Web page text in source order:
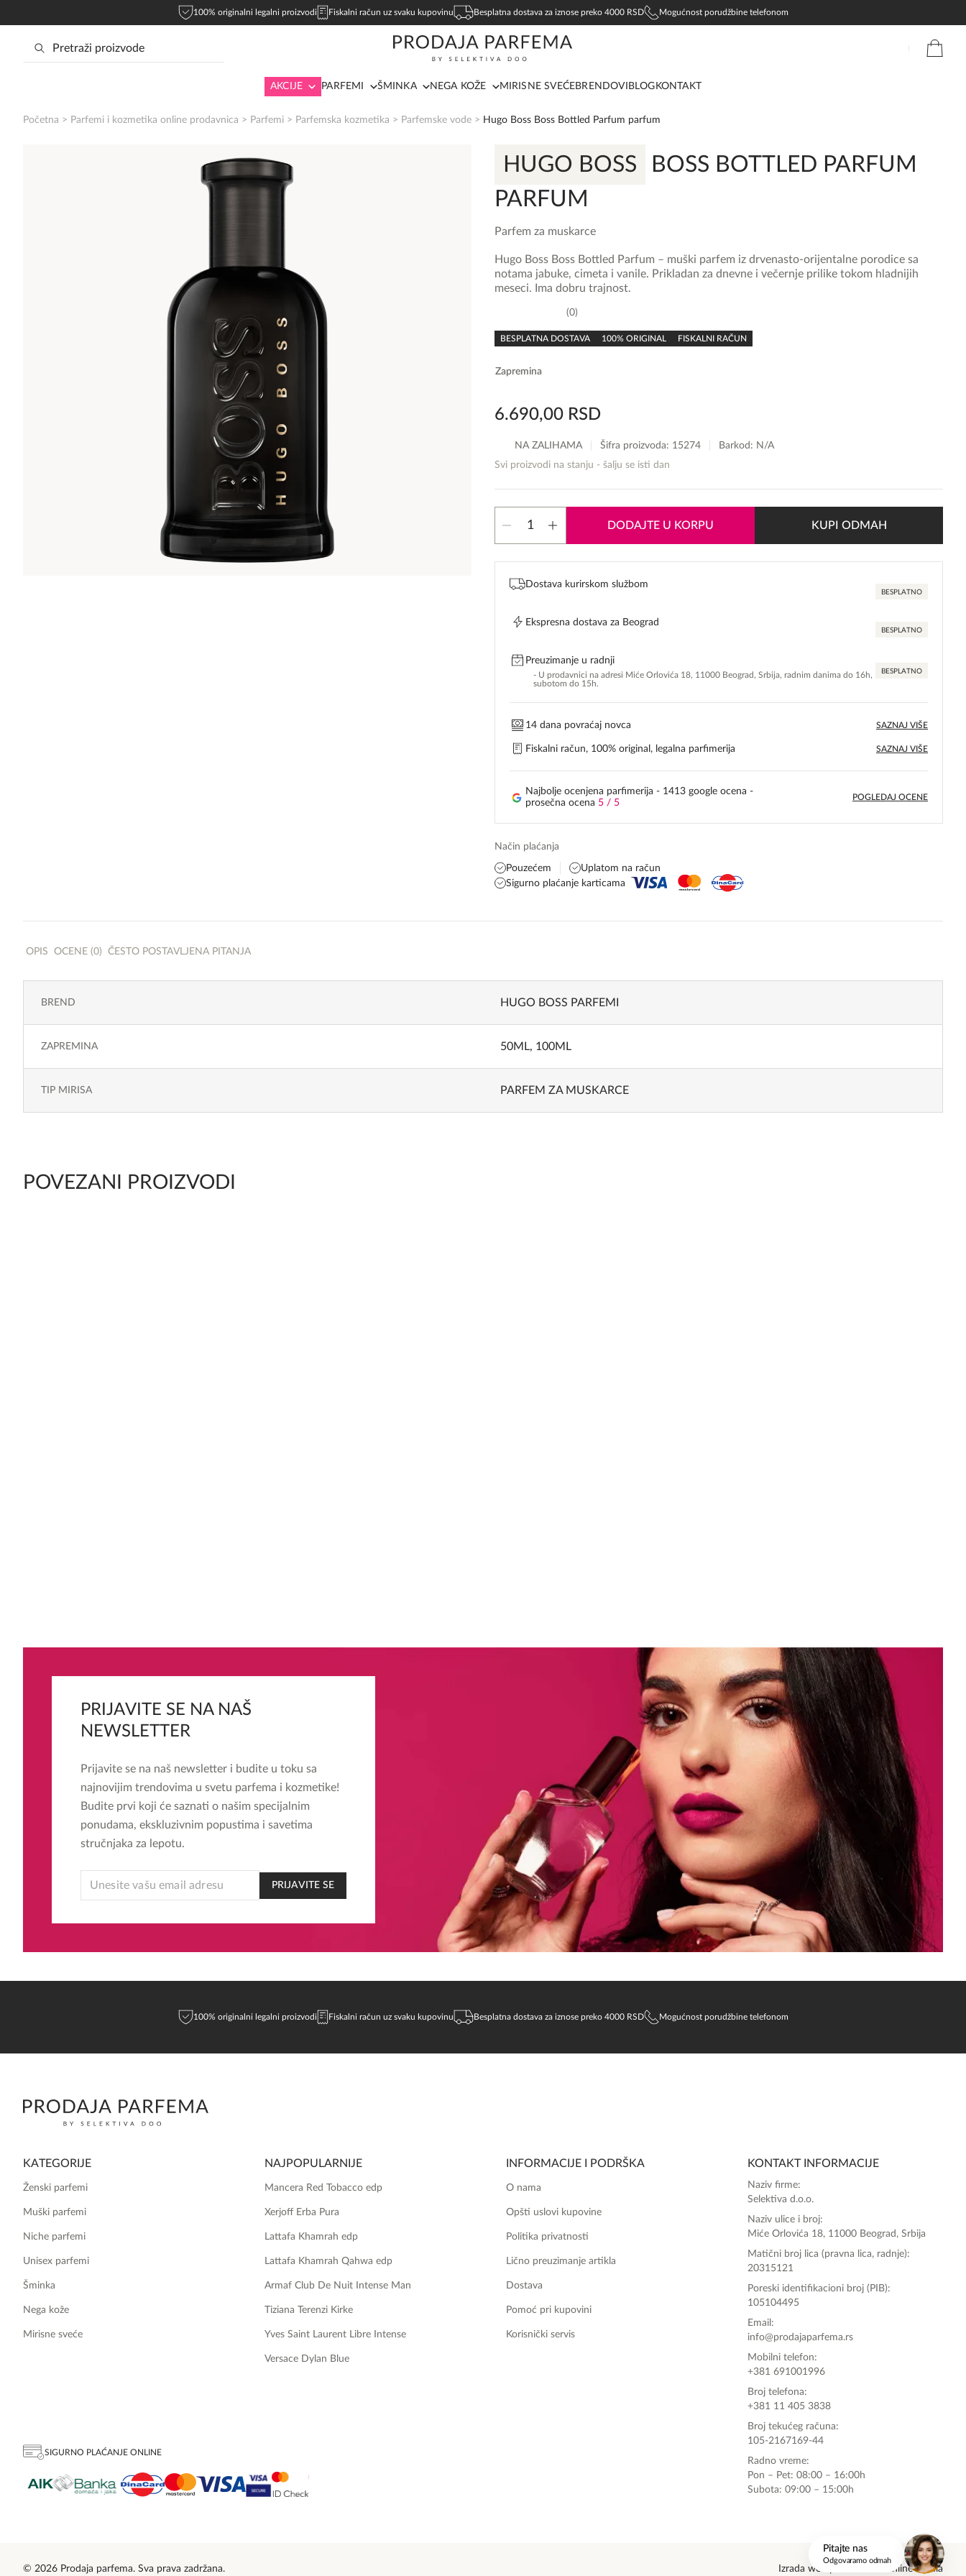
100% originalni legalni proizvodi Fiskalni račun uz svaku kupovinu Besplatna dostava za iznose preko 4000 RSD Mogućnost porudžbine telefonom
AKCIJE PARFEMI ŠMINKA NEGA KOŽE MIRISNE SVEĆEBRENDOVI BLOG KONTAKT
Početna > Parfemi i kozmetika online prodavnica > Parfemi > Parfemska kozmetika > Parfemske vode > Hugo Boss Boss Bottled Parfum parfum
HUGO BOSS
BOSS BOTTLED PARFUM
PARFUM
Parfem za muskarce
rating
0
BESPLATNA DOSTAVA 100% ORIGINAL FISKALNI RAČUN
Hugo Boss Boss Bottled Parfum – muški parfem iz drvenasto-orijentalne porodice sa
notama jabuke, cimeta i vanile. Prikladan za dnevne i večernje prilike tokom hladnijih
meseci. Ima dobru trajnost.
Zapremina
6.690,00 RSD
NA ZALIHAMA Šifra proizvoda: 15274
Barkod: N/A
Svi proizvodi na stanju - šalju se isti dan
Hugo
Boss
Bottled
parfum
DODAJTE U KORPU KUPI ODMAH
Dostava kurirskom službom
BESPLATNO
Ekspresna dostava za Beograd
BESPLATNO
Preuzimanje u radnji
- U prodavnici na adresi Miće Orlovića 18, 11000 Beograd, Srbija, radnim danima do 16h,
subotom do 15h.
BESPLATNO
14 dana povraćaj novca SAZNAJ VIŠE
Fiskalni račun, 100% original, legalna parfimerija SAZNAJ VIŠE
Najbolje ocenjena parfimerija - 1413 google ocena -
prosečna ocena 5 / 5
POGLEDAJ OCENE
Način plaćanja
Pouzećem
Uplatom na račun
Sigurno plaćanje karticama
OPIS OCENE (0) ČESTO POSTAVLJENA PITANJA
BREND HUGO BOSS PARFEMI
ZAPREMINA 50ML, 100ML
TIP MIRISA PARFEM ZA MUSKARCE
POVEZANI PROIZVODI
PRIJAVITE SE NA NAŠ
NEWSLETTER
Prijavite se na naš newsletter i budite u toku sa
najnovijim trendovima u svetu parfema i kozmetike!
Budite prvi koji će saznati o našim specijalnim
ponudama, ekskluzivnim popustima i savetima
stručnjaka za lepotu.
EMAIL
PRIJAVITE SE
100% originalni legalni proizvodi Fiskalni račun uz svaku kupovinu Besplatna dostava za iznose preko 4000 RSD Mogućnost porudžbine telefonom
KATEGORIJE
Ženski parfemi
Muški parfemi
Niche parfemi
Unisex parfemi
Šminka
Nega kože
Mirisne sveće
NAJPOPULARNIJE
Mancera Red Tobacco edp
Xerjoff Erba Pura
Lattafa Khamrah edp
Lattafa Khamrah Qahwa edp
Armaf Club De Nuit Intense Man
Tiziana Terenzi Kirke
Yves Saint Laurent Libre Intense
Versace Dylan Blue
INFORMACIJE I PODRŠKA
O nama
Opšti uslovi kupovine
Politika privatnosti
Lično preuzimanje artikla
Dostava
Pomoć pri kupovini
Korisnički servis
KONTAKT INFORMACIJE
Naziv firme:
Selektiva d.o.o.
Naziv ulice i broj:
Miće Orlovića 18, 11000 Beograd, Srbija
Matični broj lica (pravna lica, radnje):
20315121
Poreski identifikacioni broj (PIB):
105104495
Email:
info@prodajaparfema.rs
Mobilni telefon:
+381 691001996
Broj telefona:
+381 11 405 3838
Broj tekućeg računa:
105-2167169-44
Radno vreme:
Pon – Pet: 08:00 – 16:00h
Subota: 09:00 – 15:00h
SIGURNO PLAĆANJE ONLINE
© 2026 Prodaja parfema. Sva prava zadržana. Izrada web prodavnice: Online Media
Pitajte nas
Odgovaramo odmah
Zdravo, tu sam da Vam pomognem da
poručite svoj omiljeni parfem danas ali i za